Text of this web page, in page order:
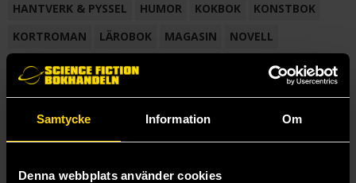
Samtycke Information Om
Denna webbplats använder cookies
HANTVERK & PYSSEL
HUMOR KOKBOK
KONSTBOK
KORTROMAN
LÄROBOK MAGASIN
NOVELL
NOVELLMAGASIN
NOVELLSAMLING
ROMAN
E
Ember Spark